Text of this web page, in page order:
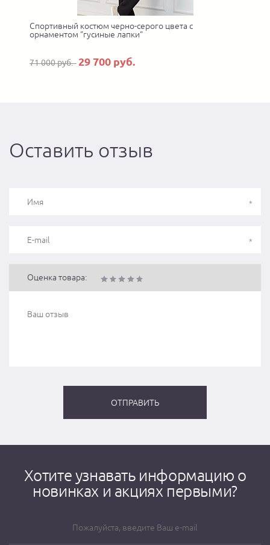
Спортивный костюм черно-серого цвета с
орнаментом "гусиные лапки"
71 000 руб. 29 700 руб.
Оставить отзыв
Оценка товара:
Хотите узнавать информацию о
новинках и акциях первыми?